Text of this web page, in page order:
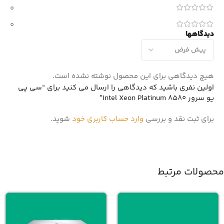
0
0
دیدگاهها
هیچ دیدگاهی برای این محصول نوشته نشده است.
اولین نفری باشید که دیدگاهی را ارسال می کنید برای “سی پی
یو سرور Intel Xeon Platinum 8580”
برای ثبت نقد و بررسی وارد حساب کاربری خود شوید.
محصولات مرتبط